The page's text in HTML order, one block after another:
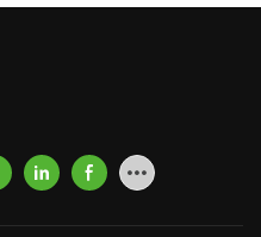
manches, idéal pour la